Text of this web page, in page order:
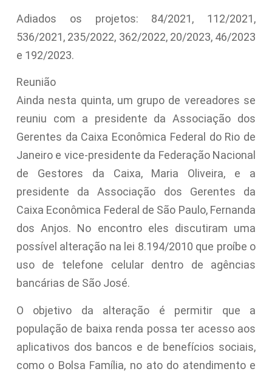
Adiados os projetos: 84/2021, 112/2021,
536/2021, 235/2022, 362/2022, 20/2023, 46/2023
e 192/2023.
Reunião
Ainda nesta quinta, um grupo de vereadores se
reuniu com a presidente da Associação dos
Gerentes da Caixa Econômica Federal do Rio de
Janeiro e vice-presidente da Federação Nacional
de Gestores da Caixa, Maria Oliveira, e a
presidente da Associação dos Gerentes da
Caixa Econômica Federal de São Paulo, Fernanda
dos Anjos. No encontro eles discutiram uma
possível alteração na lei 8.194/2010 que proíbe o
uso de telefone celular dentro de agências
bancárias de São José.
O objetivo da alteração é permitir que a
população de baixa renda possa ter acesso aos
aplicativos dos bancos e de benefícios sociais,
como o Bolsa Família, no ato do atendimento e